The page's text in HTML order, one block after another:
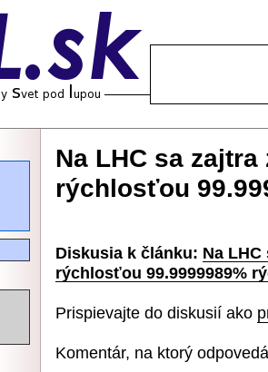
Na LHC sa
rýchlosťou
Diskusia k článku: Na
rýchlosťou 99.9999989%
Prispievajte do diskusií ako
Komentár, na ktorý